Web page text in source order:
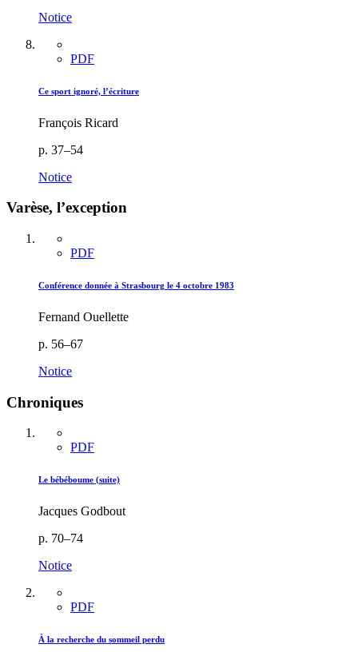
Notice
PDF
Ce sport ignoré, l’écriture
François Ricard
p. 37–54
Notice
Varèse, l’exception
PDF
Conférence donnée à Strasbourg le 4 octobre 1983
Fernand Ouellette
p. 56–67
Notice
Chroniques
PDF
Le bébéboume (suite)
Jacques Godbout
p. 70–74
Notice
PDF
À la recherche du sommeil perdu